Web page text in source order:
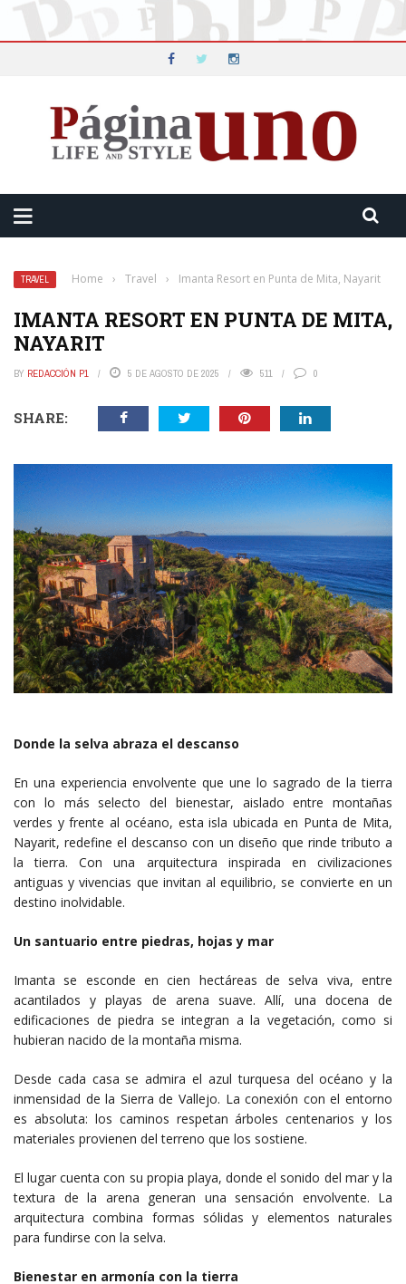
TRAVEL Home › Travel › Imanta Resort en Punta de Mita, Nayarit
IMANTA RESORT EN PUNTA DE MITA,
NAYARIT
BY REDACCIÓN P1 5 DE AGOSTO DE 2025 511 0
SHARE:
Donde la selva abraza el descanso
En una experiencia envolvente que une lo sagrado de la tierra
con lo más selecto del bienestar, aislado entre montañas
verdes y frente al océano, esta isla ubicada en Punta de Mita,
Nayarit, redefine el descanso con un diseño que rinde tributo a
la tierra. Con una arquitectura inspirada en civilizaciones
antiguas y vivencias que invitan al equilibrio, se convierte en un
destino inolvidable.
Un santuario entre piedras, hojas y mar
Imanta se esconde en cien hectáreas de selva viva, entre
acantilados y playas de arena suave. Allí, una docena de
edificaciones de piedra se integran a la vegetación, como si
hubieran nacido de la montaña misma.
Desde cada casa se admira el azul turquesa del océano y la
inmensidad de la Sierra de Vallejo. La conexión con el entorno
es absoluta: los caminos respetan árboles centenarios y los
materiales provienen del terreno que los sostiene.
El lugar cuenta con su propia playa, donde el sonido del mar y la
textura de la arena generan una sensación envolvente. La
arquitectura combina formas sólidas y elementos naturales
para fundirse con la selva.
Bienestar en armonía con la tierra